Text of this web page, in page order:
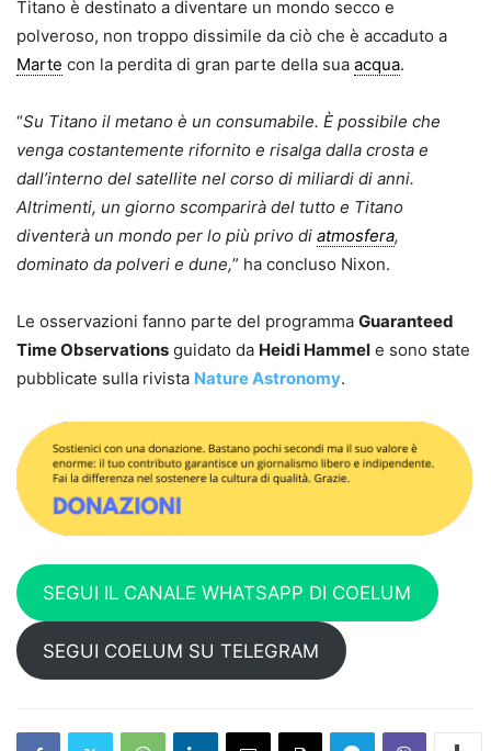
Titano è destinato a diventare un mondo secco e
polveroso, non troppo dissimile da ciò che è accaduto a
Marte con la perdita di gran parte della sua acqua.
“Su Titano il metano è un consumabile. È possibile che
venga costantemente rifornito e risalga dalla crosta e
dall’interno del satellite nel corso di miliardi di anni.
Altrimenti, un giorno scomparirà del tutto e Titano
diventerà un mondo per lo più privo di atmosfera,
dominato da polveri e dune,” ha concluso Nixon.
Le osservazioni fanno parte del programma Guaranteed
Time Observations guidato da Heidi Hammel e sono state
pubblicate sulla rivista Nature Astronomy.
SEGUI IL CANALE WHATSAPP DI COELUM
SEGUI COELUM SU TELEGRAM